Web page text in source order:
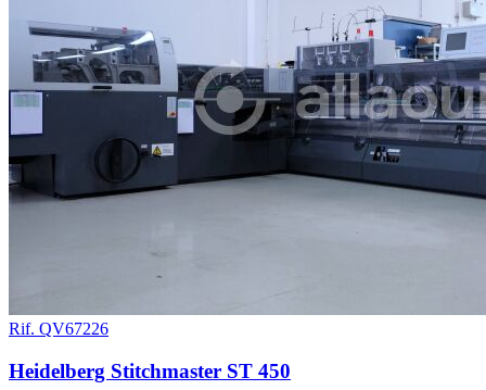
Rif. QV67226
Heidelberg Stitchmaster ST 450